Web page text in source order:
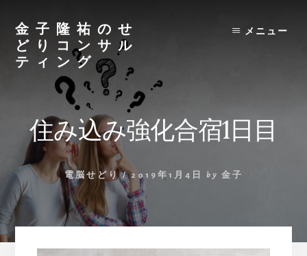
content
金子隆祐のせ
どりコンサル
ティング
メニュー
住み込み強化合宿1日目
電脳せどり/ 2019年1月4日 by 金子